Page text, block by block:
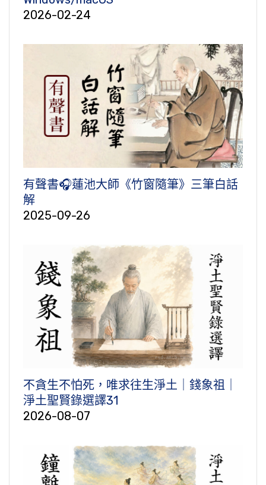
2026-02-24
有聲書🎧蓮池大師《竹窗隨筆》三筆白話
解
2025-09-26
不貪生不怕死，唯求往生淨土｜錢象祖｜
淨土聖賢錄選譯31
2026-08-07